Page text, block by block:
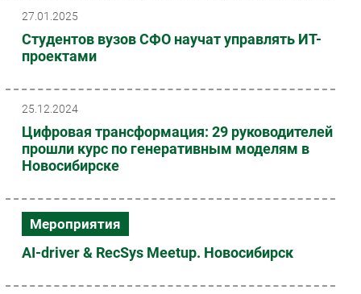
27.01.2025
Студентов вузов СФО научат управлять ИТ-
проектами
25.12.2024
Цифровая трансформация: 29 руководителей
прошли курс по генеративным моделям в
Новосибирске
Мероприятия
AI-driver & RecSys Meetup. Новосибирск